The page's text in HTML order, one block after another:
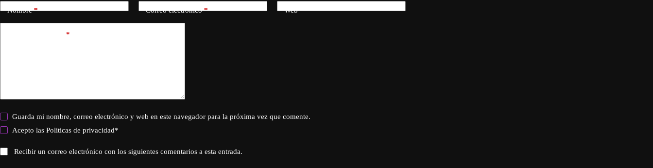
Nombre* Correo electrónico* Web
*
Guarda mi nombre, correo electrónico y web en este navegador para la próxima vez que comente.
Acepto lasPoliticas de privacidad*
Recibir un correo electrónico con los siguientes comentarios a esta entrada.